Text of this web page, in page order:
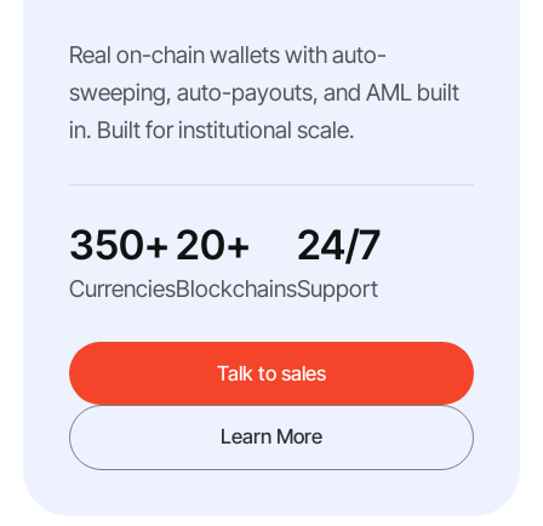
Real on-chain wallets with auto-
sweeping, auto-payouts, and AML built
in. Built for institutional scale.
350+
Currencies
20+
Blockchains
24/7
Support
Talk to sales
Learn More